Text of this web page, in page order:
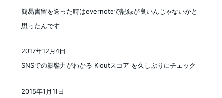
簡易書留を送った時はevernoteで記録が良いんじゃないかと
思ったんです
投稿日
SNSでの影響力がわかる Kloutスコア を久しぶりにチェック
2017年12月4日
2015年1月11日